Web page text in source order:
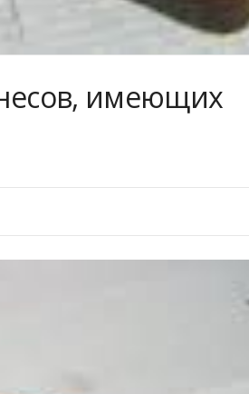
имеющих